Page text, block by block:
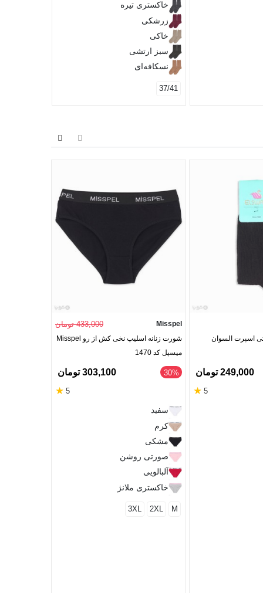
خاکستری تیره
زرشکی
خاکی
سبز ارتشی
نسکافه‌ای
37/41
اسپرت السوان
249,000 تومان
5
★
Misspel 433,000 تومان
شورت زنانه اسلیپ نخی کش از رو Misspel
میسپل کد 1470
‎30% 303,100 تومان
5
★
سفید
کرم
مشکی
صورتی روشن
آلبالویی
خاکستری ملانژ
M
2XL
3XL